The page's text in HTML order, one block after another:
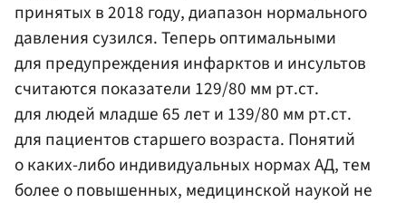
принятых в 2018 году, диапазон нормального
давления сузился. Теперь оптимальными
для предупреждения инфарктов и инсультов
считаются показатели 129/80 мм рт.ст.
для людей младше 65 лет и 139/80 мм рт.ст.
для пациентов старшего возраста. Понятий
о каких-либо индивидуальных нормах АД, тем
более о повышенных, медицинской наукой не